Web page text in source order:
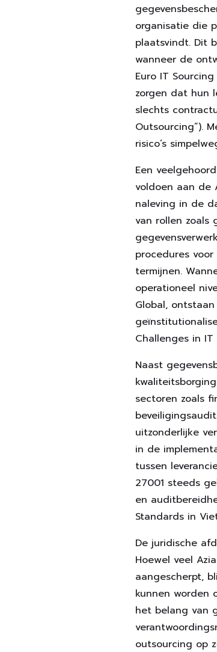
organisatie die
plaatsvindt. Dit
wanneer de
Euro IT
zorgen dat hun
slechts
Outsourcing”).
risico’s
Een
voldoen aan de
naleving in de
van rollen zoals
procedures
termijnen.
operationeel
Global,
Challenges in IT
Naast
sectoren zoals
uitzonderlijke
in de
tussen
27001 steeds
en
Standards in
De juridische
Hoewel veel
aangescherpt,
kunnen worden
het belang van
outsourcing op